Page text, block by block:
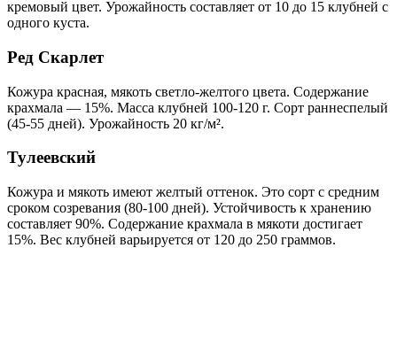
кремовый цвет. Урожайность составляет от 10 до 15 клубней с
одного куста.
Ред Скарлет
Кожура красная, мякоть светло-желтого цвета. Содержание
крахмала — 15%. Масса клубней 100-120 г. Сорт раннеспелый
(45-55 дней). Урожайность 20 кг/м².
Тулеевский
Кожура и мякоть имеют желтый оттенок. Это сорт с средним
сроком созревания (80-100 дней). Устойчивость к хранению
составляет 90%. Содержание крахмала в мякоти достигает
15%. Вес клубней варьируется от 120 до 250 граммов.